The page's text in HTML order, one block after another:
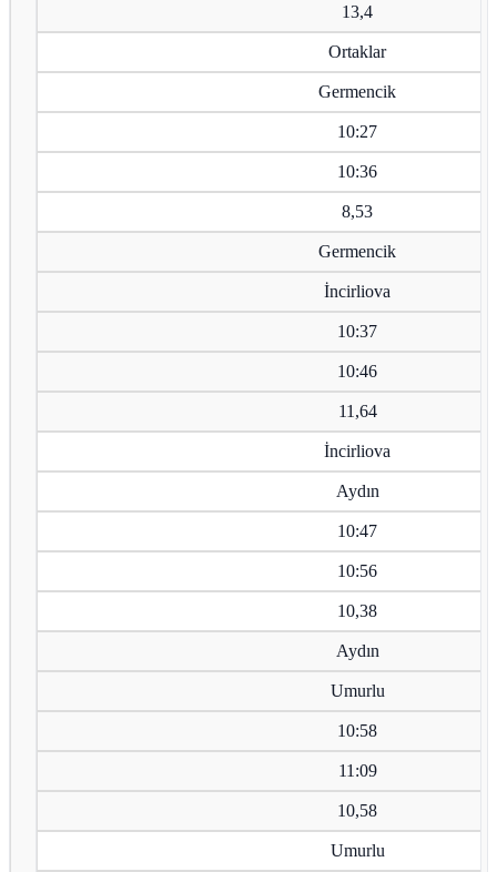
13,4
Ortaklar
Germencik
10:27
10:36
8,53
Germencik
İncirliova
10:37
10:46
11,64
İncirliova
Aydın
10:47
10:56
10,38
Aydın
Umurlu
10:58
11:09
10,58
Umurlu